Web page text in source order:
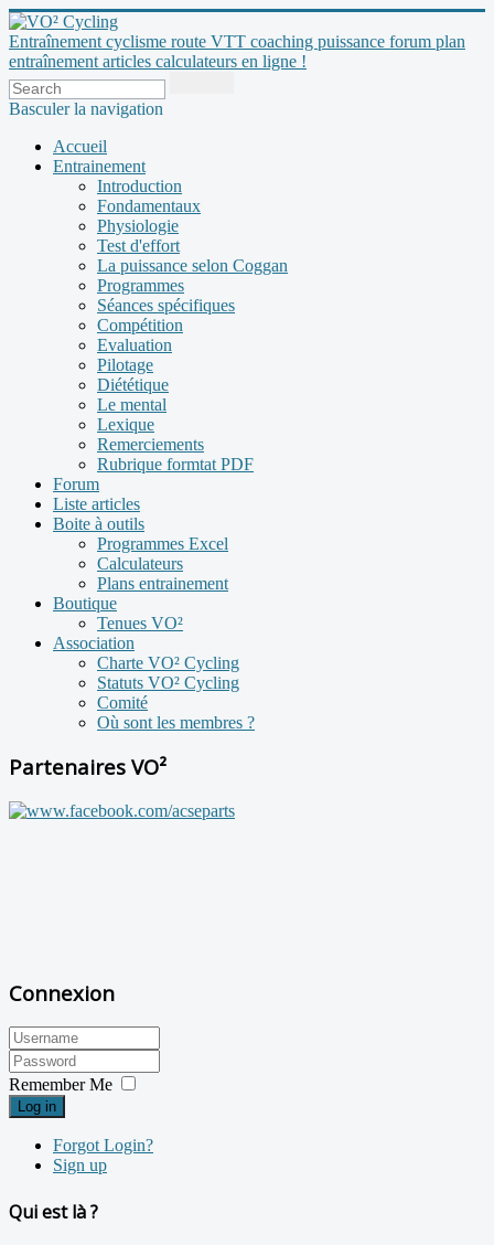
Entraînement cyclisme route VTT coaching puissance forum plan
entraînement articles calculateurs en ligne !
Basculer la navigation
Accueil
Entrainement
Introduction
Fondamentaux
Physiologie
Test d'effort
La puissance selon Coggan
Programmes
Séances spécifiques
Compétition
Evaluation
Pilotage
Diététique
Le mental
Lexique
Remerciements
Rubrique formtat PDF
Forum
Liste articles
Boite à outils
Programmes Excel
Calculateurs
Plans entrainement
Boutique
Tenues VO²
Association
Charte VO² Cycling
Statuts VO² Cycling
Comité
Où sont les membres ?
Partenaires VO²
Connexion
Remember Me
Log in
Forgot Login?
Sign up
Qui est là ?